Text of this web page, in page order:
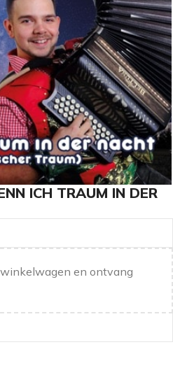
ICH TRAUM IN DER
en ontvang